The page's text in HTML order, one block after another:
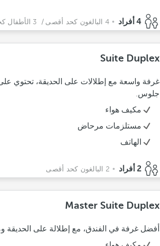
4 البالغون كحد أقصى / 3 الأطفال كحد أقصى
Suite Duplex
غرفة واسعة مع إطلالات على الحديقة، تحتوي
جلوس.
مكيف هواء
مستلزمات مرحاض
الهاتف
2 البالغون كحد أقصى
Master Suite Duplex
أفضل غرفة في الفندق، مع إطلالة على الحديقة